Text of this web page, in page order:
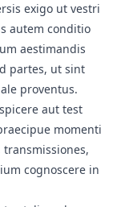
exigo ut vestri
autem conditio
aestimandis
partes, ut sint
proventus.
aut test
momenti
cognoscere in